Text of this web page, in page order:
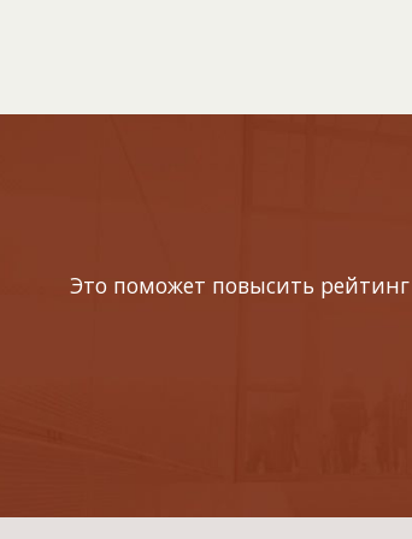
Это поможет повысить